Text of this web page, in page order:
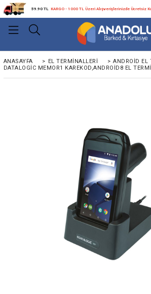
59.90 TL KARGO - 1000 TL Üzeri Alışverişlerinizde Ücretsiz
ANASAYFA > EL TERMINALLERI > ANDROID EL
DATALOGIC MEMOR1 KAREKOD,ANDROID8 EL